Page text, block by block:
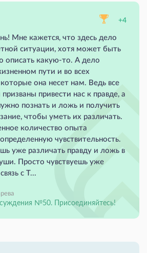
+4
Мне кажется, что здесь дело
ситуации, хотя может быть
описать какую-то. А дело
пути и во всех
она несет нам. Ведь все
привести нас к правде, а
познать и ложь и получить
чтобы уметь их различать.
количество опыта
чувствительность.
уже различать правду и ложь в
Просто чувствуешь уже
с Т...
№50. Присоединяйтесь!